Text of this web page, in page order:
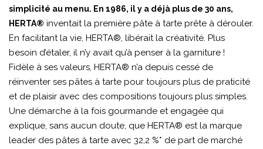
simplicité au menu. En 1986, il y a déjà plus de 30 ans,
HERTA® inventait la première pâte à tarte prête à dérouler.
En facilitant la vie, HERTA®, libérait la créativité. Plus
besoin d’étaler, il n’y avait qu’à penser à la garniture !
Fidèle à ses valeurs, HERTA® n’a depuis cessé de
réinventer ses pâtes à tarte pour toujours plus de praticité
et de plaisir avec des compositions toujours plus simples.
Une démarche à la fois gourmande et engagée qui
explique, sans aucun doute, que HERTA® est la marque
leader des pâtes à tarte avec 32,2 %* de part de marché